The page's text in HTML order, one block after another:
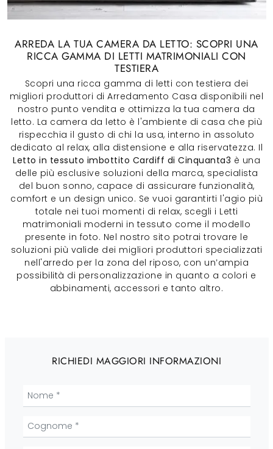
ARREDA LA TUA CAMERA DA LETTO: SCOPRI UNA
RICCA GAMMA DI LETTI MATRIMONIALI CON
TESTIERA
Scopri una ricca gamma di letti con testiera dei
migliori produttori di Arredamento Casa disponibili nel
nostro punto vendita e ottimizza la tua camera da
letto. La camera da letto è l'ambiente di casa che più
rispecchia il gusto di chi la usa, interno in assoluto
dedicato al relax, alla distensione e alla riservatezza. Il
Letto in tessuto imbottito Cardiff di Cinquanta3 è una
delle più esclusive soluzioni della marca, specialista
del buon sonno, capace di assicurare funzionalità,
comfort e un design unico. Se vuoi garantirti l'agio più
totale nei tuoi momenti di relax, scegli i Letti
matrimoniali moderni in tessuto come il modello
presente in foto. Nel nostro sito potrai trovare le
soluzioni più valide dei migliori produttori specializzati
nell'arredo per la zona del riposo, con un’ampia
possibilità di personalizzazione in quanto a colori e
abbinamenti, accessori e tanto altro.
RICHIEDI MAGGIORI INFORMAZIONI